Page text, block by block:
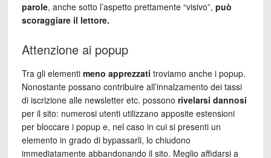
parole, anche sotto l’aspetto prettamente “visivo”, può
scoraggiare il lettore.
Attenzione ai popup
Tra gli elementi meno apprezzati troviamo anche i popup.
Nonostante possano contribuire all’innalzamento dei tassi
di iscrizione alle newsletter etc. possono rivelarsi dannosi
per il sito: numerosi utenti utilizzano apposite estensioni
per bloccare i popup e, nel caso in cui si presenti un
elemento in grado di bypassarli, lo chiudono
immediatamente abbandonando il sito. Meglio affidarsi a